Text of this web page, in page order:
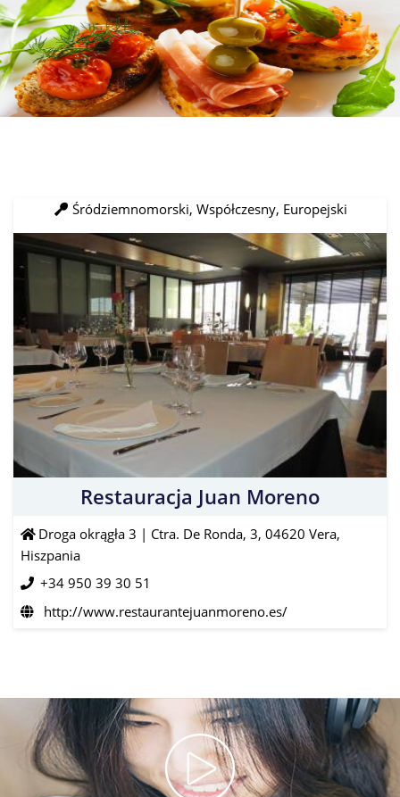
Śródziemnomorski, Współczesny, Europejski
Restauracja Juan Moreno
Droga okrągła 3 | Ctra. De Ronda, 3, 04620 Vera,
Hiszpania
+34 950 39 30 51
http://www.restaurantejuanmoreno.es/